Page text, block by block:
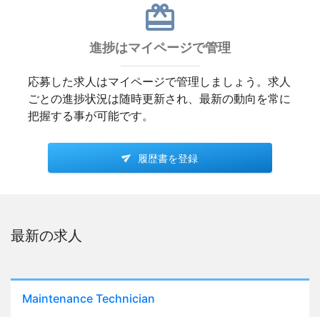
card_giftcard
進捗はマイページで管理
応募した求人はマイページで管理しましょう。求人
ごとの進捗状況は随時更新され、最新の動向を常に
把握する事が可能です。
履歴書を登録
最新の求人
Maintenance Technician